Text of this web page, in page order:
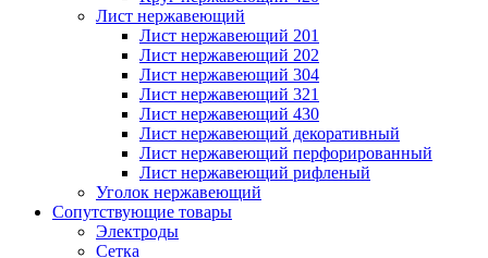
Лист нержавеющий
Лист нержавеющий 201
Лист нержавеющий 202
Лист нержавеющий 304
Лист нержавеющий 321
Лист нержавеющий 430
Лист нержавеющий декоративный
Лист нержавеющий перфорированный
Лист нержавеющий рифленый
Уголок нержавеющий
Cопутствующие товары
Электроды
Сетка